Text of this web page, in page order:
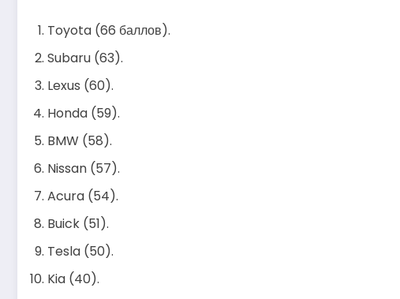
Toyota (66 баллов).
Subaru (63).
Lexus (60).
Honda (59).
BMW (58).
Nissan (57).
Acura (54).
Buick (51).
Tesla (50).
Kia (40).